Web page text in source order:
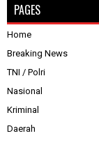
PAGES
Home
Breaking News
TNI / Polri
Nasional
Kriminal
Daerah